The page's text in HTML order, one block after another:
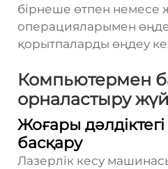
бірнеше өтпен немесе
операцияларымен
қорытпаларды өңдеу
Компьютермен
орналастыру
Жоғары
басқару
Лазерлік кесу